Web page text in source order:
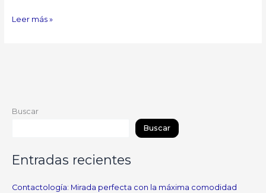
Leer más »
Buscar
Buscar
Entradas recientes
Contactología: Mirada perfecta con la máxima comodidad